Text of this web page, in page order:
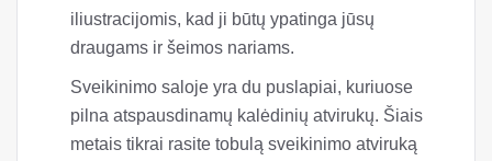
iliustracijomis, kad ji būtų ypatinga jūsų
draugams ir šeimos nariams.
Sveikinimo saloje yra du puslapiai, kuriuose
pilna atspausdinamų kalėdinių atvirukų. Šiais
metais tikrai rasite tobulą sveikinimo atviruką